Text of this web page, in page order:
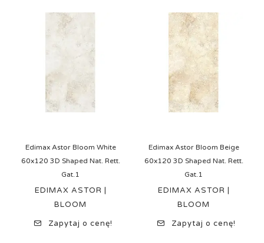
Edimax Astor Bloom White
60x120 3D Shaped Nat. Rett.
Gat.1
EDIMAX ASTOR |
BLOOM
Zapytaj o cenę!
Edimax Astor Bloom Beige
60x120 3D Shaped Nat. Rett.
Gat.1
EDIMAX ASTOR |
BLOOM
Zapytaj o cenę!